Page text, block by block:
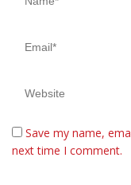
Save my name,
next time I comment.